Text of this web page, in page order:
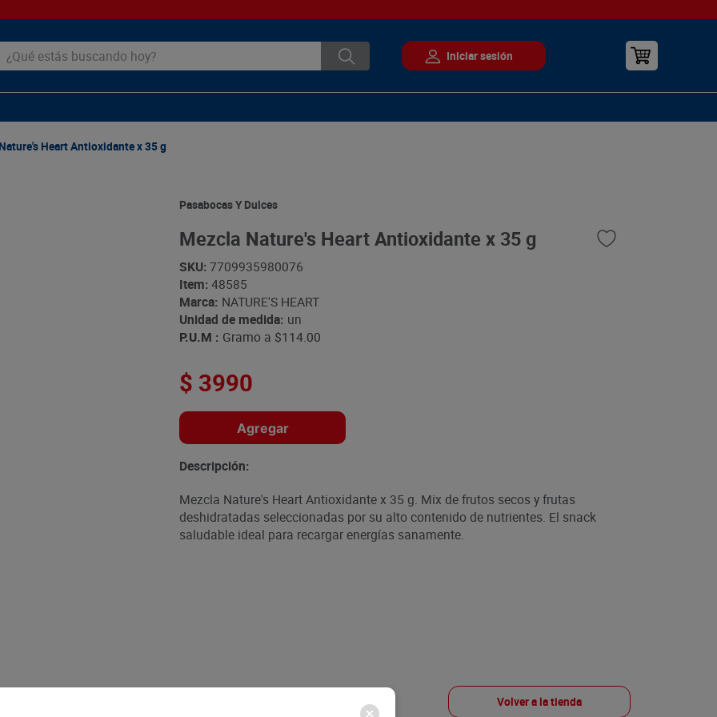
estás buscando hoy?
Heart Antioxidante x 35 g
Pasabocas Y Dulces
Mezcla Nature's Heart Antioxidante x 35 g
SKU: 7709935980076
Item: 48585
Marca: NATURE'S HEART
Unidad de medida: un
P.U.M : Gramo a $114.00
$ 3990
Agregar
Descripción:
Mezcla Nature's Heart Antioxidante x 35 g. Mix de frutos secos y frutas
deshidratadas seleccionadas por su alto contenido de nutrientes. El snack
saludable ideal para recargar energías sanamente.
Volver a la tienda